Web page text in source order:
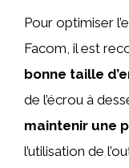
Pour optimiser
Facom, il est
bonne taille
de l’écrou à
maintenir une
l’utilisation de